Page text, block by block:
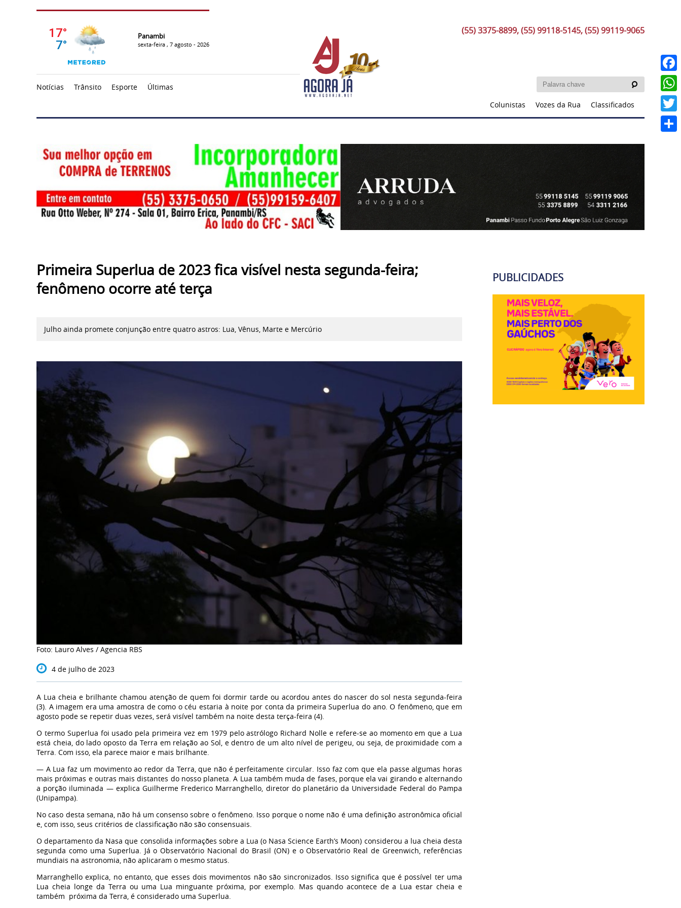
Panambi
sexta-feira , 7 agosto - 2026
(55) 3375-8899, (55) 99118-5145, (55) 99119-9065
Notícias Trânsito Esporte
Últimas
Colunistas
Vozes da Rua Classificados
Primeira Superlua de 2023 fica visível nesta segunda-feira;
fenômeno ocorre até terça
Julho ainda promete conjunção entre quatro astros: Lua, Vênus, Marte e Mercúrio
Foto: Lauro Alves / Agencia RBS
4 de julho de 2023
A Lua cheia e brilhante chamou atenção de quem foi dormir tarde ou acordou antes do nascer do sol nesta segunda-feira
(3). A imagem era uma amostra de como o céu estaria à noite por conta da primeira Superlua do ano. O fenômeno, que em
agosto pode se repetir duas vezes, será visível também na noite desta terça-feira (4).
O termo Superlua foi usado pela primeira vez em 1979 pelo astrólogo Richard Nolle e refere-se ao momento em que a Lua
está cheia, do lado oposto da Terra em relação ao Sol, e dentro de um alto nível de perigeu, ou seja, de proximidade com a
Terra. Com isso, ela parece maior e mais brilhante.
— A Lua faz um movimento ao redor da Terra, que não é perfeitamente circular. Isso faz com que ela passe algumas horas
mais próximas e outras mais distantes do nosso planeta. A Lua também muda de fases, porque ela vai girando e alternando
a porção iluminada — explica Guilherme Frederico Marranghello, diretor do planetário da Universidade Federal do Pampa
(Unipampa).
No caso desta semana, não há um consenso sobre o fenômeno. Isso porque o nome não é uma definição astronômica oficial
e, com isso, seus critérios de classificação não são consensuais.
O departamento da Nasa que consolida informações sobre a Lua (o Nasa Science Earth’s Moon) considerou a lua cheia desta
segunda como uma Superlua. Já o Observatório Nacional do Brasil (ON) e o Observatório Real de Greenwich, referências
mundiais na astronomia, não aplicaram o mesmo status.
Marranghello explica, no entanto, que esses dois movimentos não são sincronizados. Isso significa que é possível ter uma
Lua cheia longe da Terra ou uma Lua minguante próxima, por exemplo. Mas quando acontece de a Lua estar cheia e
também próxima da Terra, é considerado uma Superlua.
PUBLICIDADES